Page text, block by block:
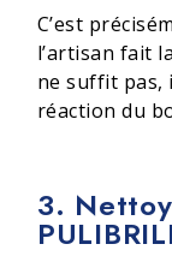
C’est
l’artisan fait
ne suffit pas,
réaction du
3.